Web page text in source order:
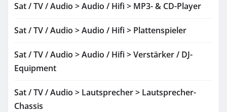
Sat / TV / Audio > Audio / Hifi > MP3- & CD-Player
Sat / TV / Audio > Audio / Hifi > Plattenspieler
Sat / TV / Audio > Audio / Hifi > Verstärker / DJ-
Equipment
Sat / TV / Audio > Lautsprecher > Lautsprecher-
Chassis